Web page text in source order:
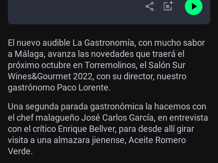
El nuevo audible La Gastronomía, con mucho sabor
a Málaga, avanza las novedades que traerá el
próximo octubre en Torremolinos, el Salón Sur
Wines&Gourmet 2022, con su director, nuestro
gastrónomo Paco Lorente.
Una segunda parada gastronómica la hacemos con
el chef malagueño José Carlos García, en entrevista
con el crítico Enrique Bellver, para desde allí girar
visita a una almazara jienense, Aceite Romero
Verde.